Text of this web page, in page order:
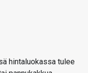
hintaluokassa tulee